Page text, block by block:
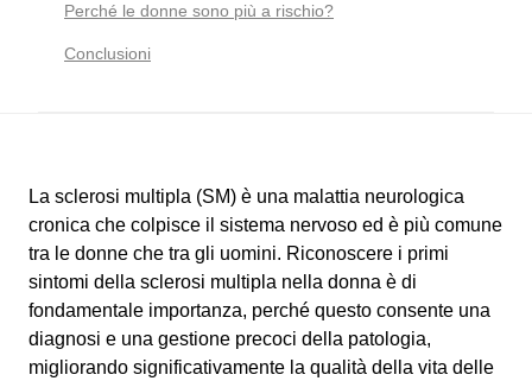
La sclerosi multipla (SM) è una malattia neurologica
cronica che colpisce il sistema nervoso ed è più comune
tra le donne che tra gli uomini. Riconoscere i primi
sintomi della sclerosi multipla nella donna è di
fondamentale importanza, perché questo consente una
diagnosi e una gestione precoci della patologia,
migliorando significativamente la qualità della vita delle
Perché le donne sono più a rischio?
Conclusioni